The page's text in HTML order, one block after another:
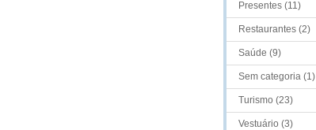
Presentes (11)
Restaurantes (2)
Saúde (9)
Sem categoria (1)
Turismo (23)
Vestuário (3)